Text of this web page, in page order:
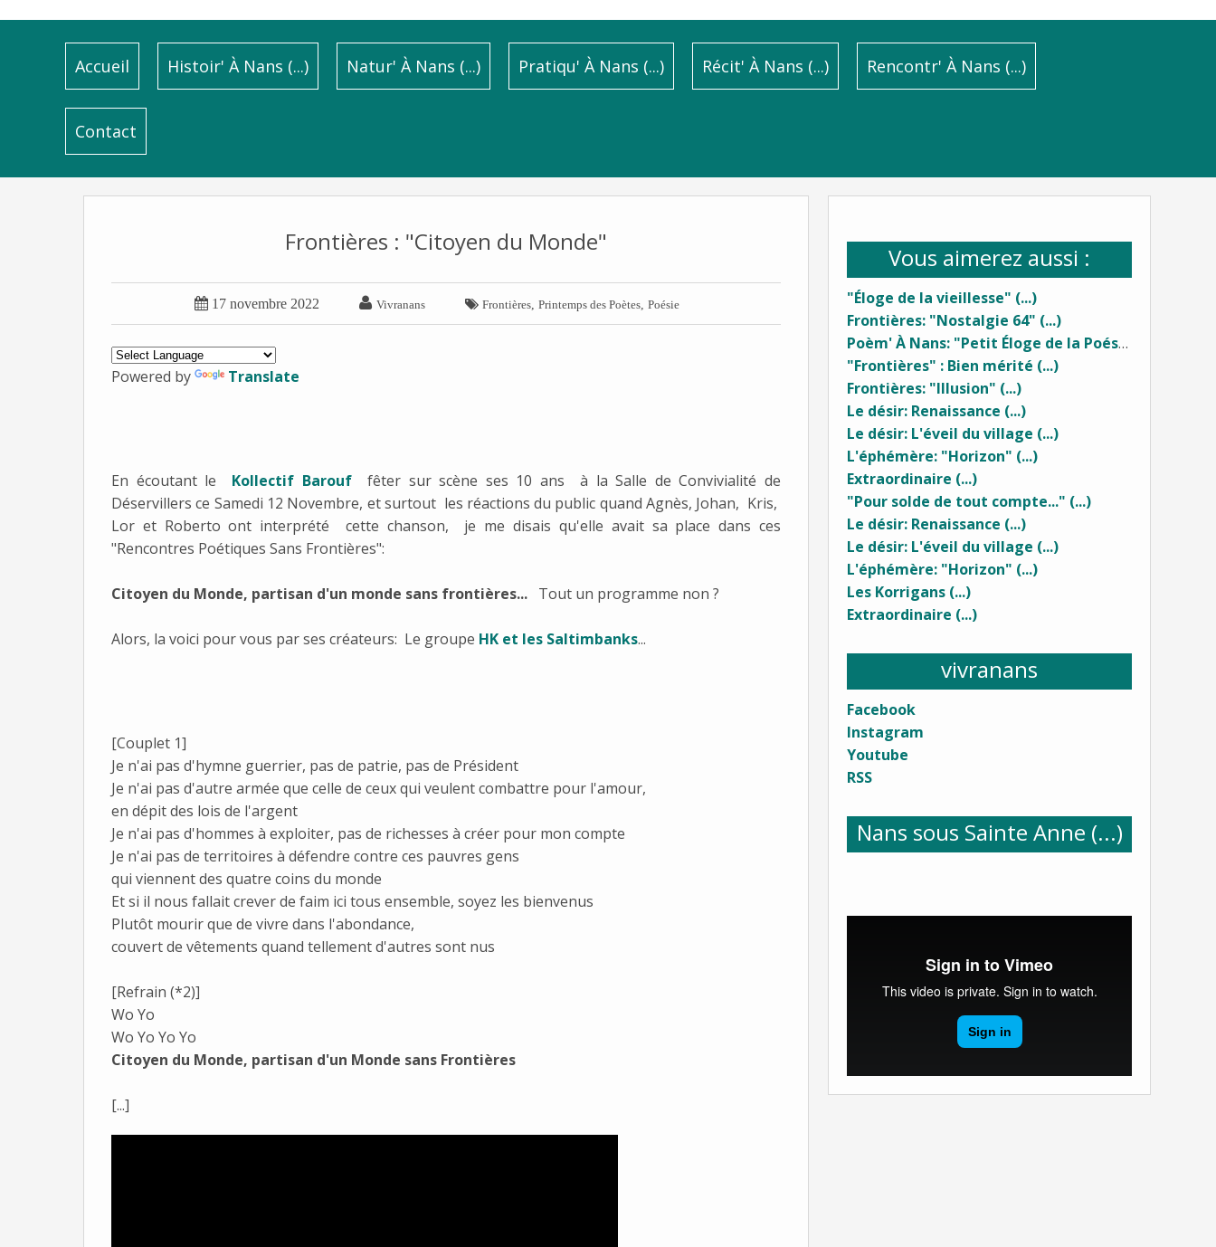
Accueil Histoir' À Nans (...) Natur' À Nans (...) Pratiqu' À Nans (...) Récit' À Nans (...) Rencontr' À Nans (...)
Contact
Vous aimerez aussi :
"Éloge de la vieillesse" (...)
Frontières: "Nostalgie 64" (...)
Poèm' À Nans: "Petit Éloge de la Poésie" (1) ...
"Frontières" : Bien mérité (...)
Frontières: "Illusion" (...)
Le désir: Renaissance (...)
Le désir: L'éveil du village (...)
L'éphémère: "Horizon" (...)
Extraordinaire (...)
"Pour solde de tout compte..." (...)
Le désir: Renaissance (...)
Le désir: L'éveil du village (...)
L'éphémère: "Horizon" (...)
Les Korrigans (...)
Extraordinaire (...)
vivranans
Facebook
Instagram
Youtube
RSS
Nans sous Sainte Anne (...)
Frontières : "Citoyen du Monde"
 17 novembre 2022  Vivranans  Frontières Printemps des Poètes Poésie
Powered by Translate
En écoutant le Kollectif Barouffêter sur scène ses 10 ans à la Salle de Convivialité de
Déservillers ce Samedi 12 Novembre, et surtout les réactions du public quand Agnès, Johan, Kris,
Lor et Roberto ont interprété cette chanson, je me disais qu'elle avait sa place dans ces
"Rencontres Poétiques Sans Frontières":
Citoyen du Monde, partisan d'un monde sans frontières... Tout un programme non ?
Alors, la voici pour vous par ses créateurs: Le groupe HK et les Saltimbanks...
[Couplet 1]
Je n'ai pas d'hymne guerrier, pas de patrie, pas de Président
Je n'ai pas d'autre armée que celle de ceux qui veulent combattre pour l'amour,
en dépit des lois de l'argent
Je n'ai pas d'hommes à exploiter, pas de richesses à créer pour mon compte
Je n'ai pas de territoires à défendre contre ces pauvres gens
qui viennent des quatre coins du monde
Et si il nous fallait crever de faim ici tous ensemble, soyez les bienvenus
Plutôt mourir que de vivre dans l'abondance,
couvert de vêtements quand tellement d'autres sont nus
[Refrain (*2)]
Wo Yo
Wo Yo Yo Yo
Citoyen du Monde, partisan d'un Monde sans Frontières
[...]